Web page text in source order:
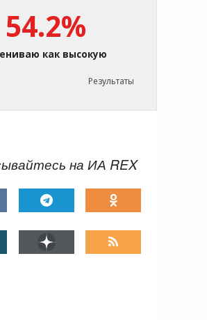
54.2%
как высокую
Результаты
на ИА REX